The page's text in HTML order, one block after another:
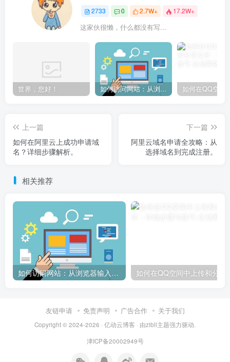
2733 0 2.7W+ 17.2W+
这家伙很懒，什么都没有写...
世界，您好！ 如何访问网站：从浏览器输入到页面加载的完整步骤详解
上一篇
如何在阿里云上成功申请域
名？详细步骤解析。
下一篇
阿里云域名申请全攻略：从
选择域名到完成注册。
相关推荐
如何访问网站：从浏览器输入到页面加载的完整步骤详解
友链申请 免责声明 广告合作 关于我们
Copyright © 2024-2026 · 亿动云博客 · 由zibll主题强力驱动.
津ICP备20002949号